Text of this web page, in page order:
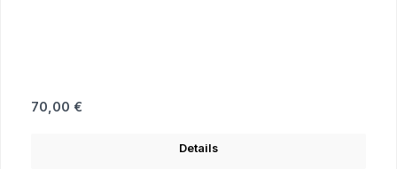
Regulärer Preis:
70,00 €
Details